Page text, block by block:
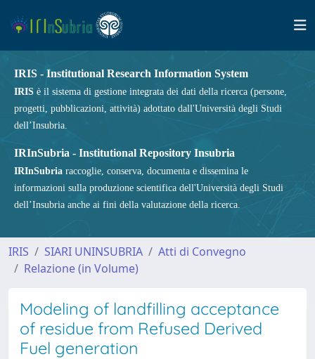
IRIS - Institutional Research Information System
IRIS è il sistema di gestione integrata dei dati della ricerca (persone,
progetti, pubblicazioni, attività) adottato dall'Università degli Studi
dell’Insubria.
IRInSubria - Institutional Repository Insubria
IRInSubria raccoglie, conserva, documenta e dissemina le
informazioni sulla produzione scientifica dell'Università degli Studi
dell’Insubria anche ai fini della valutazione della ricerca.
IRIS SIARI UNINSUBRIA
Atti di Convegno
Relazione (in Volume)
Modeling of landfilling acceptance
of residue from Refused Derived
Fuel generation